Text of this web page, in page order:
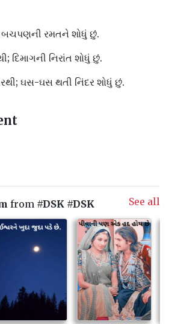
બચપણની રમતને શોધું છું.
દિમાગની નિરાંત શોધું છું.
ઘસ-ઘસ થતી નિંદર શોધું છું.
from #DSK #DSK See all